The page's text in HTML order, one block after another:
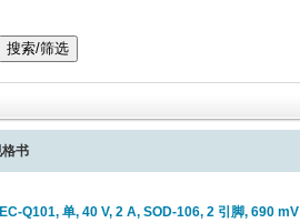
格书
Q101, 单, 40 V, 2 A, SOD-106, 2 引脚, 690 mV